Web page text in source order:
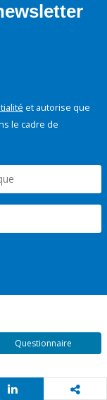
et autorise que
le cadre de
Questionnaire